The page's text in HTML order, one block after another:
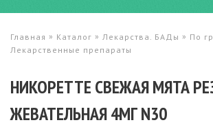
Главная » Каталог » Лекарства. БАДы » По
Лекарственные препараты
НИКОРЕТТЕ СВЕЖАЯ МЯТА
ЖЕВАТЕЛЬНАЯ 4МГ N30